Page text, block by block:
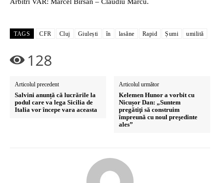
Arbitri VAR: Marcel Bîrsan – Claudiu Marcu.
TAGS CFR Cluj Giulești în lasăne Rapid Șumi umilită
128
Articolul precedent
Salvini anunță că lucrările la
podul care va lega Sicilia de
Italia vor începe vara aceasta
Articolul următor
Kelemen Hunor a vorbit cu
Nicușor Dan: „Suntem
pregătiţi să construim
împreună cu noul preşedinte
ales”